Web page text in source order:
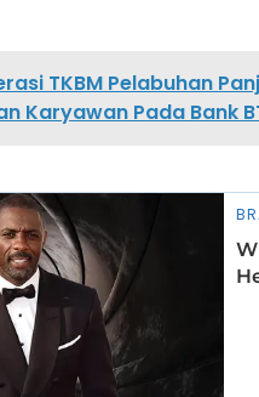
TKBM Pelabuhan
Karyawan Pada Bank